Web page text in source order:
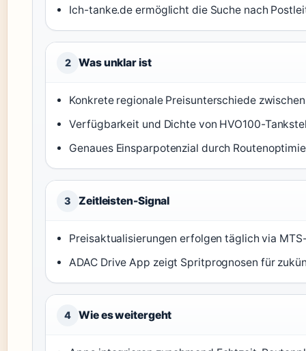
Ich-tanke.de ermöglicht die Suche nach
2 Was unklar ist
Konkrete regionale Preisunterschiede
Verfügbarkeit und Dichte von HVO100-
Genaues Einsparpotenzial durch
3 Zeitleisten-Signal
Preisaktualisierungen erfolgen täglich via
ADAC Drive App zeigt Spritprognosen für
4 Wie es weitergeht